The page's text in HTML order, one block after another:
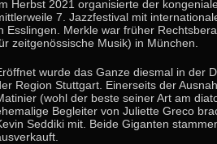
Herbst 2021 organisierte der
7. Jazzfestival mit
Esslingen. Merkle war früher
zeitgenössische Musik) in München.
wurde das Ganze diesmal in der
Region Stuttgart. Einerseits der
(wohl der beste seiner Art am
Begleiter von Juliette Greco
Seddiki mit. Beide Giganten